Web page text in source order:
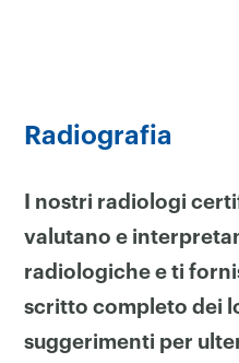
Radiografia
I nostri radiologi
valutano e
radiologiche e ti
scritto completo dei
suggerimenti per